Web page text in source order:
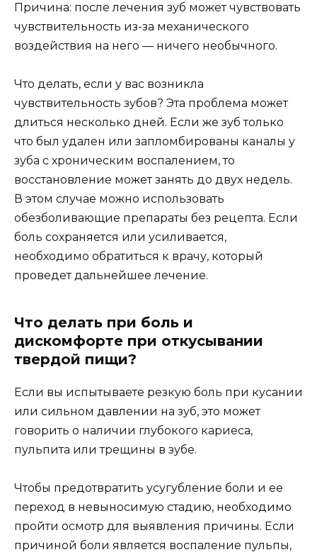
Причина: после лечения зуб может чувствовать
чувствительность из-за механического
воздействия на него — ничего необычного.
Что делать, если у вас возникла
чувствительность зубов? Эта проблема может
длиться несколько дней. Если же зуб только
что был удален или запломбированы каналы у
зуба с хроническим воспалением, то
восстановление может занять до двух недель.
В этом случае можно использовать
обезболивающие препараты без рецепта. Если
боль сохраняется или усиливается,
необходимо обратиться к врачу, который
проведет дальнейшее лечение.
Что делать при боль и
дискомфорте при откусывании
твердой пищи?
Если вы испытываете резкую боль при кусании
или сильном давлении на зуб, это может
говорить о наличии глубокого кариеса,
пульпита или трещины в зубе.
Чтобы предотвратить усугубление боли и ее
переход в невыносимую стадию, необходимо
пройти осмотр для выявления причины. Если
причиной боли является воспаление пульпы,